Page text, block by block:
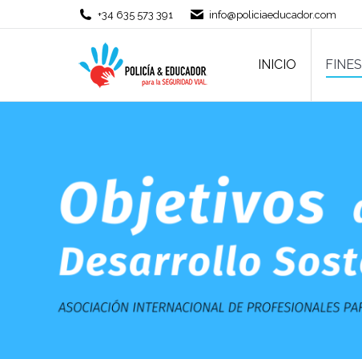
+34 635 573 391 info@policiaeducador.com
INICIO FINES
INICIO FINES